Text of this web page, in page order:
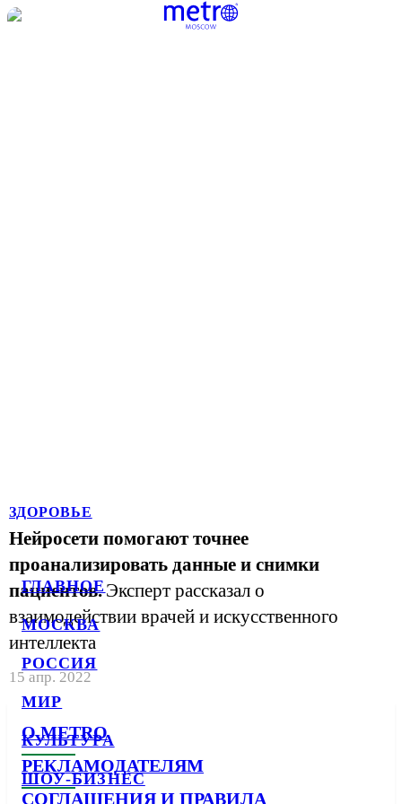
ГЛАВНОЕ
МОСКВА
РОССИЯ
МИР
КУЛЬТУРА
ШОУ-БИЗНЕС
ЗДОРОВЬЕ
Нейросети помогают точнее
проанализировать данные и снимки
пациентов. Эксперт рассказал о
взаимодействии врачей и искусственного
интеллекта
15 апр. 2022
О METRO
РЕКЛАМОДАТЕЛЯМ
СОГЛАШЕНИЯ И ПРАВИЛА